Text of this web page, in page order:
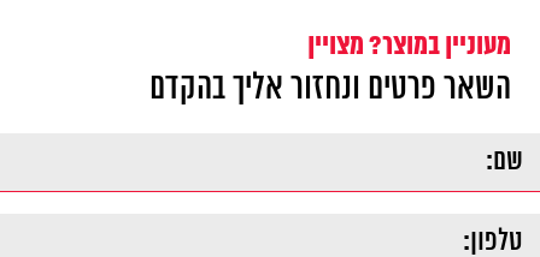
מעוניין במוצר? מצויין
השאר פרטים ונחזור אליך בהקדם